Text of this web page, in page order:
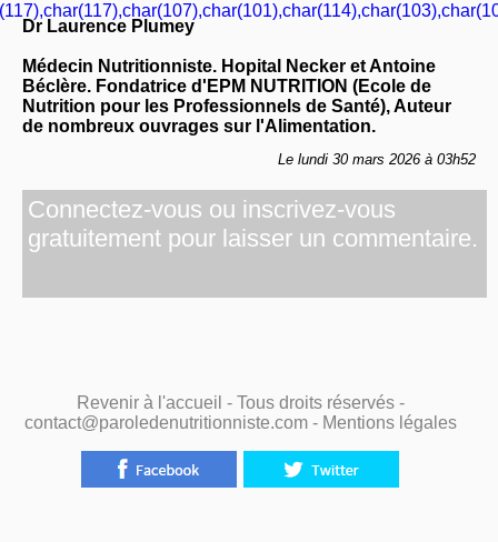
Dr Laurence Plumey
Médecin Nutritionniste. Hopital Necker et Antoine
Béclère. Fondatrice d'EPM NUTRITION (Ecole de
Nutrition pour les Professionnels de Santé), Auteur
de nombreux ouvrages sur l'Alimentation.
Le lundi 30 mars 2026 à 03h52
Connectez-vous ou inscrivez-vous
gratuitement pour laisser un commentaire.
Revenir à l'accueil - Tous droits réservés -
contact@paroledenutritionniste.com - Mentions légales